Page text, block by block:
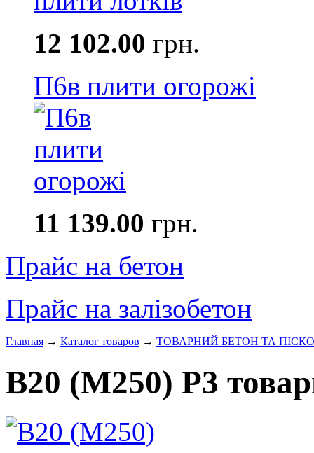
12 102.00 грн.
П6в плити огорожі
11 139.00 грн.
Прайс на бетон
Прайс на залізобетон
Главная → Каталог товаров → ТОВАРНИЙ БЕТОН ТА
В20 (М250) Р3